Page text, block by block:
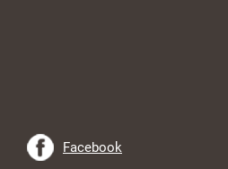
Facebook